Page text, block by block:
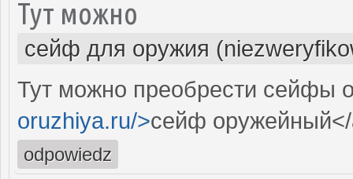
Тут можно
сейф для оружия
Тут можно преобрести сейфы
oruzhiya.ru/>сейф
odpowiedz